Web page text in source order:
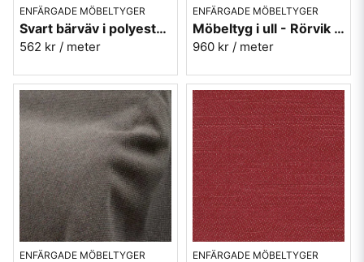
ENFÄRGADE MÖBELTYGER
Svart bärväv i polyester - Plain nr.99
562 kr / meter
ENFÄRGADE MÖBELTYGER
Möbeltyg i ull - Rörvik blå nr.57 - Berghem
960 kr / meter
ENFÄRGADE MÖBELTYGER ENFÄRGADE MÖBELTYGER